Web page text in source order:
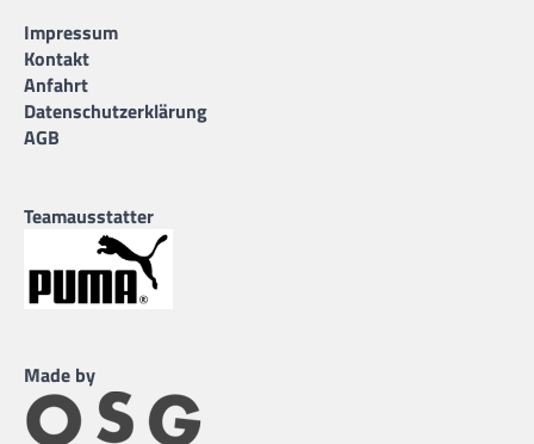
Impressum
Kontakt
Anfahrt
Datenschutzerklärung
AGB
Teamausstatter
Made by